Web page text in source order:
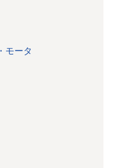
モータ